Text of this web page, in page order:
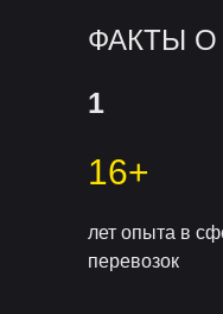
ФАКТЫ О
лет опыта в
перевозок
1
16+